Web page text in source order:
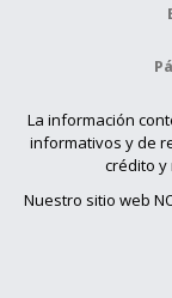
La información
informativos y de
crédito y
Nuestro sitio web